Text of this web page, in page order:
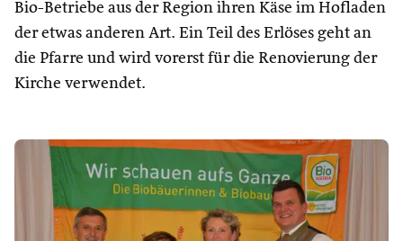
Bio-Betriebe aus der Region ihren Käse im Hofladen
der etwas anderen Art. Ein Teil des Erlöses geht an
die Pfarre und wird vorerst für die Renovierung der
Kirche verwendet.